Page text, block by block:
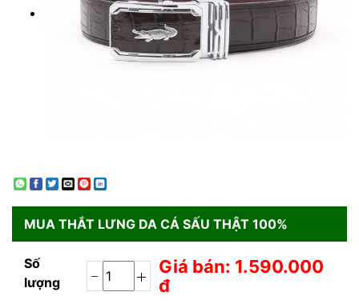
MUA THẮT LƯNG DA CÁ SẤU THẬT 100%
Số
lượng
Giá bán: 1.590.000
đ